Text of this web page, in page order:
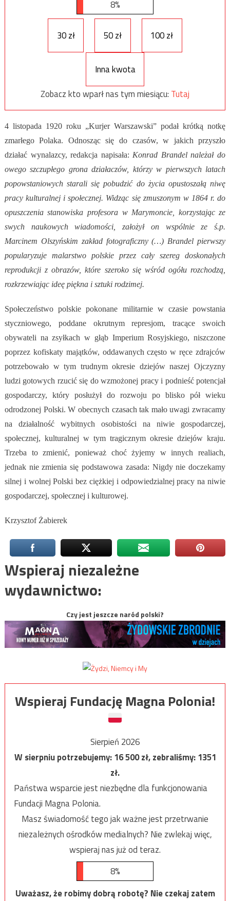
8%
30 zł 50 zł 100 zł
Inna kwota
Zobacz kto wparł nas tym miesiącu: Tutaj
4 listopada 1920 roku „Kurjer Warszawski” podał krótką notkę
zmarłego Polaka. Odnosząc się do czasów, w jakich przyszło
działać wynalazcy, redakcja napisała: Konrad Brandel należał do
owego szczupłego grona działaczów, którzy w pierwszych latach
popowstaniowych starali się pobudzić do życia opustoszałą niwę
pracy kulturalnej i społecznej. Widząc się zmuszonym w 1864 r. do
opuszczenia stanowiska profesora w Marymoncie, korzystając ze
swych naukowych wiadomości, założył on wspólnie ze ś.p.
Marcinem Olszyńskim zakład fotograficzny (…) Brandel pierwszy
popularyzuje malarstwo polskie przez cały szereg doskonałych
reprodukcji z obrazów, które szeroko się wśród ogółu rozchodzą,
rozkrzewiając ideę piękna i sztuki rodzimej.
Społeczeństwo polskie pokonane militarnie w czasie powstania
styczniowego, poddane okrutnym represjom, tracące swoich
obywateli na zsyłkach w głąb Imperium Rosyjskiego, niszczone
poprzez kofiskaty majątków, oddawanych często w ręce zdrajców
potrzebowało w tym trudnym okresie dziejów naszej Ojczyzny
ludzi gotowych rzucić się do wzmożonej pracy i podnieść potencjał
gospodarczy, który posłużył do rozwoju po blisko pół wieku
odrodzonej Polski. W obecnych czasach tak mało uwagi zwracamy
na działalność wybitnych osobistości na niwie gospodarczej,
społecznej, kulturalnej w tym tragicznym okresie dziejów kraju.
Trzeba to zmienić, ponieważ choć żyjemy w innych realiach,
jednak nie zmienia się podstawowa zasada: Nigdy nie doczekamy
silnej i wolnej Polski bez ciężkiej i odpowiedzialnej pracy na niwie
gospodarczej, społecznej i kulturowej.
Krzysztof Żabierek
Wspieraj niezależne
wydawnictwo:
Czy jest jeszcze naród polski?
Wspieraj Fundację Magna Polonia!
Sierpień 2026
W sierpniu potrzebujemy:16 500zł, zebraliśmy:1351
zł.
Państwa wsparcie jest niezbędne dla funkcjonowania
Fundacji Magna Polonia.
Masz świadomość tego jak ważne jest przetrwanie
niezależnych ośrodków medialnych? Nie zwlekaj więc,
wspieraj nas już od teraz.
8%
Uważasz, że robimy dobrą robotę? Nie czekaj zatem